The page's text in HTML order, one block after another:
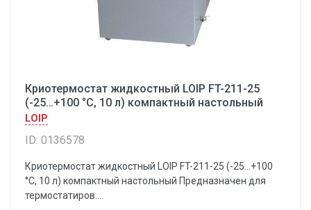
Криотермостат жидкостный LOIP FT-211-25
(-25…+100 °С, 10 л) компактный настольный
LOIP
ID: 0136578
Криотермостат жидкостный LOIP FT-211-25 (-25…+100
°С, 10 л) компактный настольный Предназначен для
термостатиров....